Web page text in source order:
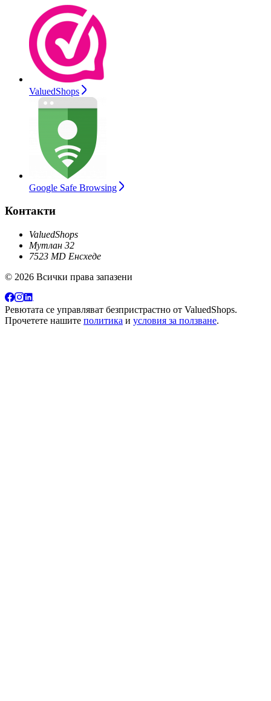
ValuedShops
Google Safe Browsing
Контакти
ValuedShops
Мутлан 32
7523 MD Енсхеде
© 2026 Всички права запазени
Ревютата се управляват безпристрастно от ValuedShops.
Прочетете нашите политика и условия за ползване.